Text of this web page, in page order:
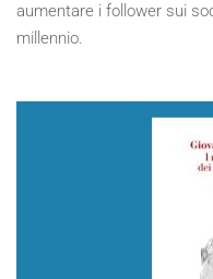
aumentare i follower sui
millennio.